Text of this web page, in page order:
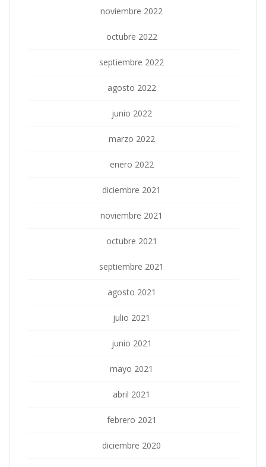
noviembre 2022
octubre 2022
septiembre 2022
agosto 2022
junio 2022
marzo 2022
enero 2022
diciembre 2021
noviembre 2021
octubre 2021
septiembre 2021
agosto 2021
julio 2021
junio 2021
mayo 2021
abril 2021
febrero 2021
diciembre 2020